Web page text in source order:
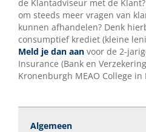
de Klantadviseur met de
om steeds meer vragen van
kunnen afhandelen? Denk
consumptief krediet (kleine
Meld je dan aan voor de 2-
Insurance (Bank en
Kronenburgh MEAO College in
Algemeen